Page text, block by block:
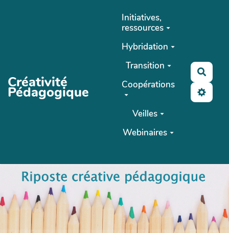
Créativité
Pédagogique
Initiatives,
ressources
Hybridation
Transition
Coopérations
Veilles
Webinaires